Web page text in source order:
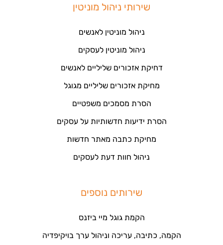
שירותי ניהול מוניטין
ניהול מוניטין לאנשים
ניהול מוניטין לעסקים
דחיקת אזכורים שליליים לאנשים
מחיקת אזכורים שליליים מגוגל
הסרת מסמכים משפטיים
הסרת ידיעות חדשותיות על עסקים
מחיקת כתבה מאתר חדשות
ניהול חוות דעת לעסקים
שירותים נוספים
הקמת גוגל מיי ביזנס
הקמה, כתיבה, עריכה וניהול ערך בויקיפדיה